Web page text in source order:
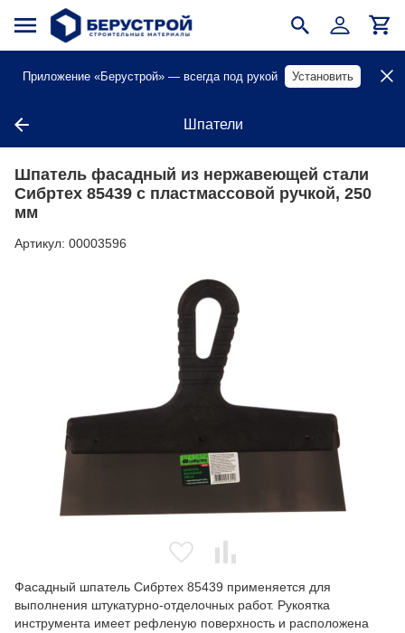
Приложение «Берустрой» — всегда под рукой Установить
Шпатели
Шпатель фасадный из нержавеющей стали
Сибртех 85439 с пластмассовой ручкой, 250
мм
Артикул: 00003596
Фасадный шпатель Сибртех 85439 применяется для
выполнения штукатурно-отделочных работ. Рукоятка
инструмента имеет рефленую поверхность и расположена